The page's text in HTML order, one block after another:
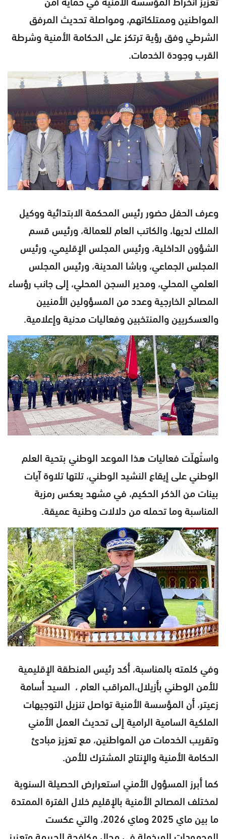
المواطنين وممتلكاتهم، ومواصلة تحديث المرفق
الشرطي وفق رؤية ترتكز على الحكامة الأمنية وشرطة
القرب وجودة الخدمات.
وعرف الحفل حضور رئيس المحكمة الابتدائية ووكيل
الملك لديها، والكاتب العام للعمالة، ورئيس قسم
الشؤون الداخلية، ورئيس المجلس الإقليمي، ورئيس
المجلس الجماعي، وباشا المدينة، ورئيس المجلس
العلمي المحلي، ومدير السجن المحلي، إلى جانب رؤساء
المصالح الخارجية وعدد من المسؤولين الأمنيين
والعسكريين والمنتخبين وفعاليات مدنية وإعلامية.
واستُهلّت فعاليات هذا الموعد الوطني بتحية العلم
الوطني على إيقاع النشيد الوطني، تلتها تلاوة آيات
بينات من الذكر الحكيم، في مشهد يعكس رمزية
المناسبة وما تحمله من دلالات وطنية عميقة.
وفي كلمته بالمناسبة، أكد رئيس المنطقة الإقليمية
للأمن الوطني بأزيلال،المراقب العام ، السيد أسامة
زعيتر، أن المؤسسة الأمنية تواصل تنزيل التوجيهات
الملكية السامية الرامية إلى تحديث العمل الأمني
وتقريب الخدمات من المواطنين، مع تعزيز مبادئ
الحكامة الأمنية والإنتاج المشترك للأمن.
كما أبرز المسؤول الأمني استعرارض الحصيلة السنوية
لمختلف المصالح الأمنية بالإقليم خلال الفترة الممتدة
ما بين ماي 2025 وماي 2026، والتي عكست